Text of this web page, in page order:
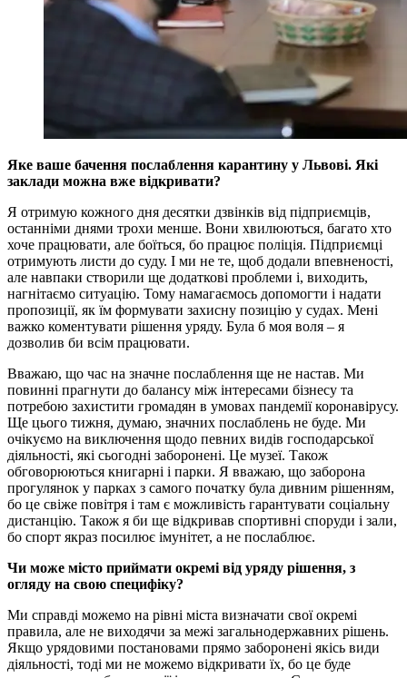
Яке ваше бачення послаблення карантину у Львові. Які
заклади можна вже відкривати?
Я отримую кожного дня десятки дзвінків від підприємців,
останніми днями трохи менше. Вони хвилюються, багато хто
хоче працювати, але боїться, бо працює поліція. Підприємці
отримують листи до суду. І ми не те, щоб додали впевненості,
але навпаки створили ще додаткові проблеми і, виходить,
нагнітаємо ситуацію. Тому намагаємось допомогти і надати
пропозиції, як їм формувати захисну позицію у судах. Мені
важко коментувати рішення уряду. Була б моя воля – я
дозволив би всім працювати.
Вважаю, що час на значне послаблення ще не настав. Ми
повинні прагнути до балансу між інтересами бізнесу та
потребою захистити громадян в умовах пандемії коронавірусу.
Ще цього тижня, думаю, значних послаблень не буде. Ми
очікуємо на виключення щодо певних видів господарської
діяльності, які сьогодні заборонені. Це музеї. Також
обговорюються книгарні і парки. Я вважаю, що заборона
прогулянок у парках з самого початку була дивним рішенням,
бо це свіже повітря і там є можливість гарантувати соціальну
дистанцію. Також я би ще відкривав спортивні споруди і зали,
бо спорт якраз посилює імунітет, а не послаблює.
Чи може місто приймати окремі від уряду рішення, з
огляду на свою специфіку?
Ми справді можемо на рівні міста визначати свої окремі
правила, але не виходячи за межі загальнодержавних рішень.
Якщо урядовими постановами прямо заборонені якісь види
діяльності, тоді ми не можемо відкривати їх, бо це буде